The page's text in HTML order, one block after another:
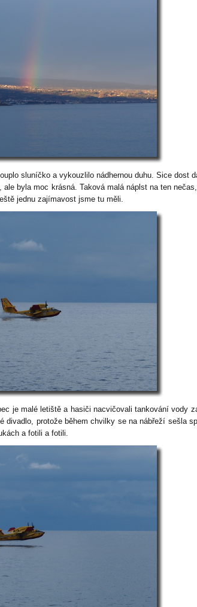
sluníčko a vykouzlilo nádhernou duhu. Sice dost
ale byla moc krásná. Taková malá náplst na ten
jednu zajímavost jsme tu měli.
je malé letiště a hasiči nacvičovali tankování vody
divadlo, protože během chvilky se na nábřeží sešla
a fotili a fotili.